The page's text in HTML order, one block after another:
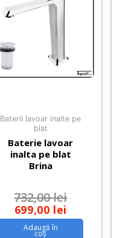
Baterii lavoar inalte pe
blat
Baterie lavoar
inalta pe blat
Brina
732,00lei
699,00 lei
Adaugă în
coș